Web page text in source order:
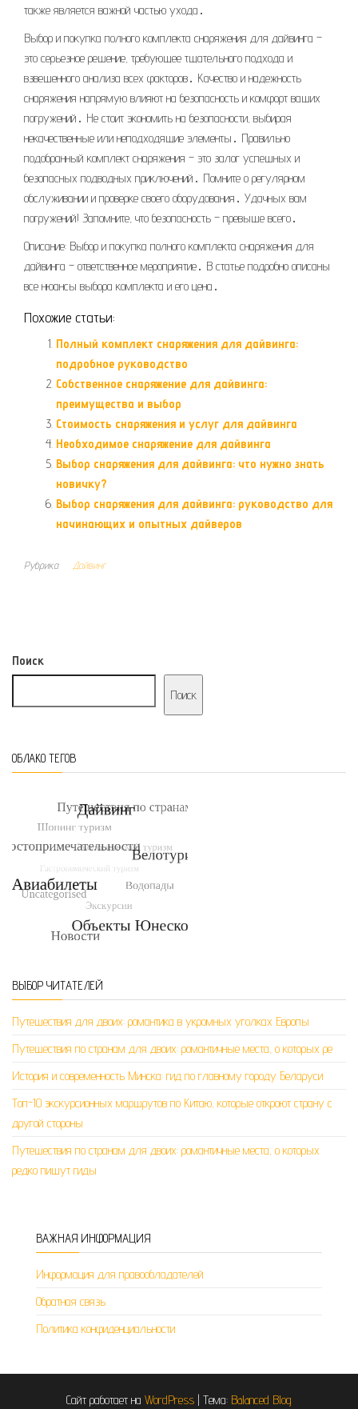
также является важной частью ухода․
Выбор и покупка полного комплекта снаряжения для дайвинга –
это серьезное решение, требующее тщательного подхода и
взвешенного анализа всех факторов․ Качество и надежность
снаряжения напрямую влияют на безопасность и комфорт ваших
погружений․ Не стоит экономить на безопасности, выбирая
некачественные или неподходящие элементы․ Правильно
подобранный комплект снаряжения – это залог успешных и
безопасных подводных приключений․ Помните о регулярном
обслуживании и проверке своего оборудования․ Удачных вам
погружений! Запомните, что безопасность – превыше всего․
Описание: Выбор и покупка полного комплекта снаряжения для
дайвинга – ответственное мероприятие․ В статье подробно описаны
все нюансы выбора комплекта и его цена․
Похожие статьи:
Полный комплект снаряжения для дайвинга:
подробное руководство
Собственное снаряжение для дайвинга:
преимущества и выбор
Стоимость снаряжения и услуг для дайвинга
Необходимое снаряжение для дайвинга
Выбор снаряжения для дайвинга: что нужно знать
новичку?
Выбор снаряжения для дайвинга: руководство для
начинающих и опытных дайверов
Рубрика Дайвинг
Поиск
Поиск
ОБЛАКО ТЕГОВ
ВЫБОР ЧИТАТЕЛЕЙ
Путешествия для двоих: романтика в укромных уголках Европы
Путешествия по странам для двоих: романтичные места, о которых ре
История и современность Минска: гид по главному городу Беларуси
Топ-10 экскурсионных маршрутов по Китаю, которые откроют страну с
другой стороны
Путешествия по странам для двоих: романтичные места, о которых
редко пишут гиды
ВАЖНАЯ ИНФОРМАЦИЯ
Информация для правообладателей
Обратная связь
Политика конфиденциальности
Сайт работает на WordPress | Тема: Balanced Blog